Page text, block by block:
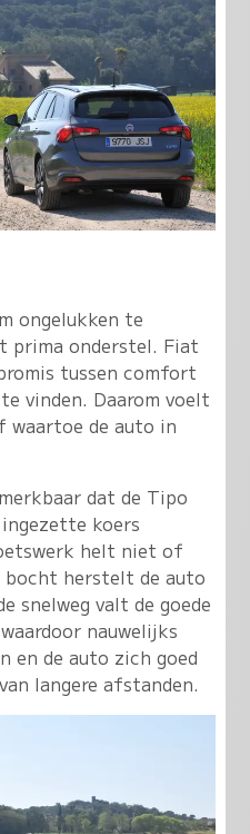
ongelukken te
prima onderstel. Fiat
tussen comfort
vinden. Daarom voelt
waartoe de auto in
dat de Tipo
koers
helt niet of
bocht herstelt de auto
snelweg valt de goede
nauwelijks
en de auto zich goed
langere afstanden.